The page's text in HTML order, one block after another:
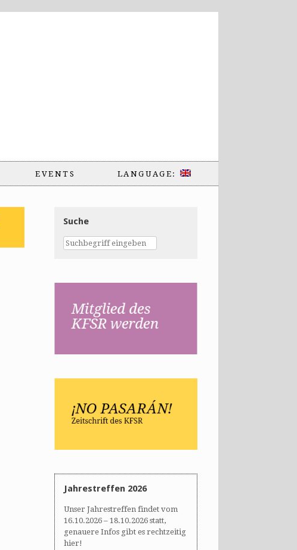
EVENTS LANGUAGE:
Suche
Jahrestreffen 2026
Unser Jahrestreffen findet vom
16.10.2026 – 18.10.2026 statt,
genauere Infos gibt es rechtzeitig
hier!